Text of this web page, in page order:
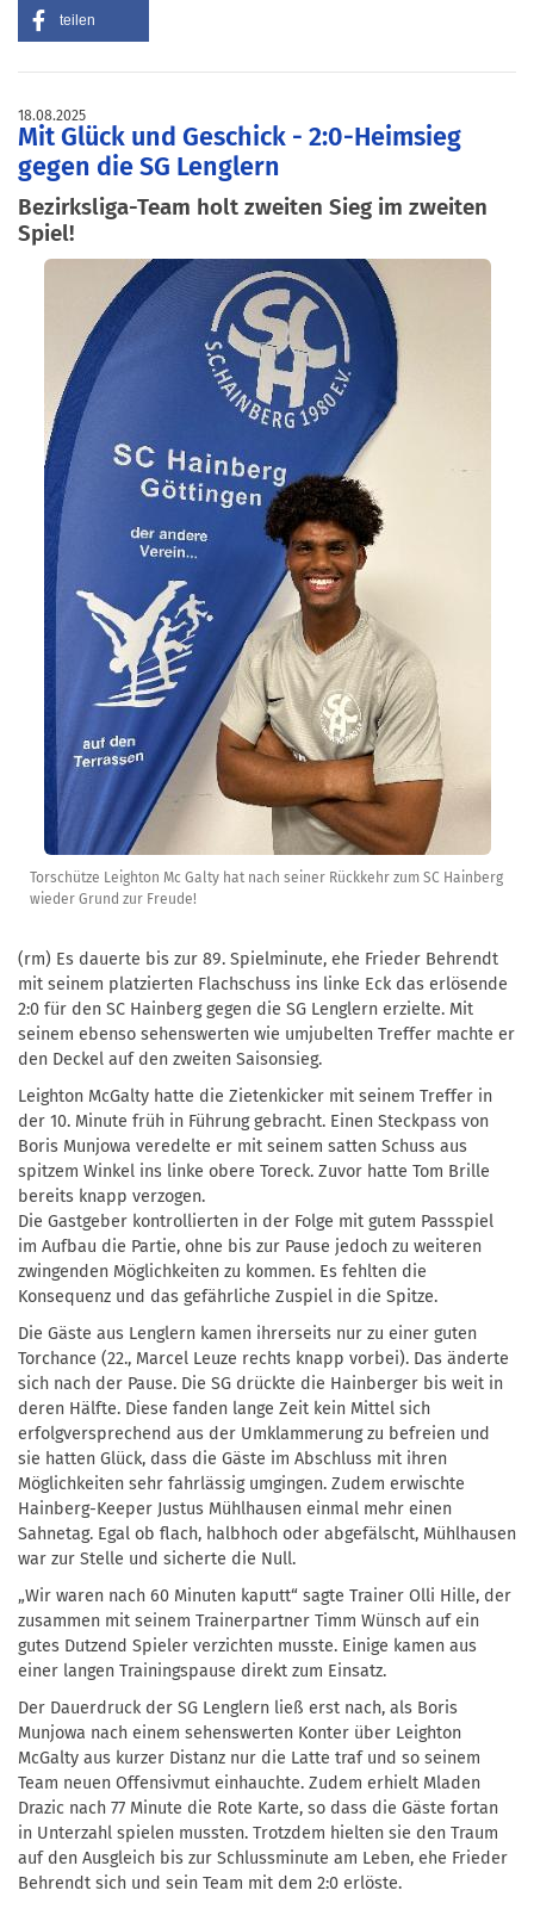
teilen
18.08.2025
Mit Glück und Geschick - 2:0-Heimsieg
gegen die SG Lenglern
Bezirksliga-Team holt zweiten Sieg im zweiten
Spiel!
Torschütze Leighton Mc Galty hat nach seiner Rückkehr zum SC Hainberg
wieder Grund zur Freude!
(rm) Es dauerte bis zur 89. Spielminute, ehe Frieder Behrendt
mit seinem platzierten Flachschuss ins linke Eck das erlösende
2:0 für den SC Hainberg gegen die SG Lenglern erzielte. Mit
seinem ebenso sehenswerten wie umjubelten Treffer machte er
den Deckel auf den zweiten Saisonsieg.
Leighton McGalty hatte die Zietenkicker mit seinem Treffer in
der 10. Minute früh in Führung gebracht. Einen Steckpass von
Boris Munjowa veredelte er mit seinem satten Schuss aus
spitzem Winkel ins linke obere Toreck. Zuvor hatte Tom Brille
bereits knapp verzogen.
Die Gastgeber kontrollierten in der Folge mit gutem Passspiel
im Aufbau die Partie, ohne bis zur Pause jedoch zu weiteren
zwingenden Möglichkeiten zu kommen. Es fehlten die
Konsequenz und das gefährliche Zuspiel in die Spitze.
Die Gäste aus Lenglern kamen ihrerseits nur zu einer guten
Torchance (22., Marcel Leuze rechts knapp vorbei). Das änderte
sich nach der Pause. Die SG drückte die Hainberger bis weit in
deren Hälfte. Diese fanden lange Zeit kein Mittel sich
erfolgversprechend aus der Umklammerung zu befreien und
sie hatten Glück, dass die Gäste im Abschluss mit ihren
Möglichkeiten sehr fahrlässig umgingen. Zudem erwischte
Hainberg-Keeper Justus Mühlhausen einmal mehr einen
Sahnetag. Egal ob flach, halbhoch oder abgefälscht, Mühlhausen
war zur Stelle und sicherte die Null.
„Wir waren nach 60 Minuten kaputt“ sagte Trainer Olli Hille, der
zusammen mit seinem Trainerpartner Timm Wünsch auf ein
gutes Dutzend Spieler verzichten musste. Einige kamen aus
einer langen Trainingspause direkt zum Einsatz.
Der Dauerdruck der SG Lenglern ließ erst nach, als Boris
Munjowa nach einem sehenswerten Konter über Leighton
McGalty aus kurzer Distanz nur die Latte traf und so seinem
Team neuen Offensivmut einhauchte. Zudem erhielt Mladen
Drazic nach 77 Minute die Rote Karte, so dass die Gäste fortan
in Unterzahl spielen mussten. Trotzdem hielten sie den Traum
auf den Ausgleich bis zur Schlussminute am Leben, ehe Frieder
Behrendt sich und sein Team mit dem 2:0 erlöste.